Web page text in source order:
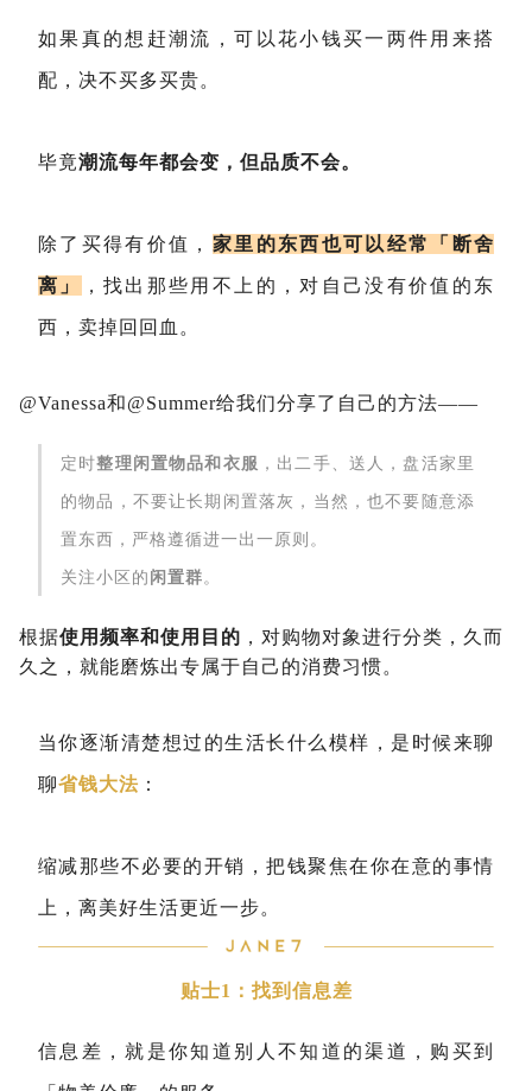
如果真的想赶潮流，可以花小钱买一两件用来搭
配，决不买多买贵。
毕竟潮流每年都会变，但品质不会。
除了买得有价值， 家里的东西也可以经常「断舍
离」 ，找出那些用不上的，对自己没有价值的东
西，卖掉回回血。
@Vanessa和@Summer给我们分享了自己的方法——
定时整理闲置物品和衣服 ，出二手、送人，盘活家里
的物品，不要让长期闲置落灰，当然，也不要随意添
置东西，严格遵循进一出一原则。
关注小区的 闲置群。
根据使用频率和使用目的 ，对购物对象进行分类，久而
久之，就能磨炼出专属于自己的消费习惯。
当你逐渐清楚想过的生活长什么模样，是时候来聊
聊省钱大法 ：
缩减那些不必要的开销，把钱聚焦在你在意的事情
上，离美好生活更近一步。
贴士1：找到信息差
信息差，就是你知道别人不知道的渠道，购买到